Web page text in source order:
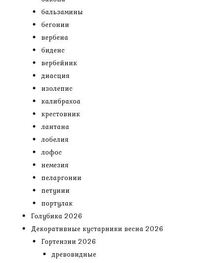
бальзамины
бегонии
вербена
биденс
вербейник
диасция
изолепис
калибрахоа
крестовник
лантана
лобелия
лофос
немезия
пеларгонии
петунии
портулак
Голубика 2026
Декоративные кустарники весна 2026
Гортензии 2026
древовидные